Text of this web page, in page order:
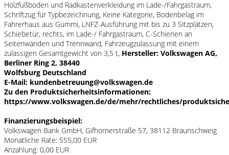
Holzfußboden und Radkastenverkleidung im Lade-/Fahrgastraum,
Schriftzug für Typbezeichnung, Keine Kategorie, Bodenbelag im
Fahrerhaus aus Gummi, LNFZ-Ausführung mit bis zu 3 Sitzplätzen,
Schiebetür, rechts, im Lade-/ Fahrgastraum, C-Schienen an
Seitenwänden und Trennwand, Fahrzeugzulassung mit einem
zulässigen Gesamtgewicht von 3,5 t, Hersteller: Volkswagen AG,
Berliner Ring 2, 38440
Wolfsburg Deutschland
E-Mail: kundenbetreuung@volkswagen.de
Zu den Produktsicherheitsinformationen:
https://www.volkswagen.de/de/mehr/rechtliches/
Finanzierungsbeispiel:
Volkswagen Bank GmbH, Gifhornerstraße 57, 38112 Braunschweig
Monatliche Rate: 555,00 EUR
Anzahlung: 0,00 EUR